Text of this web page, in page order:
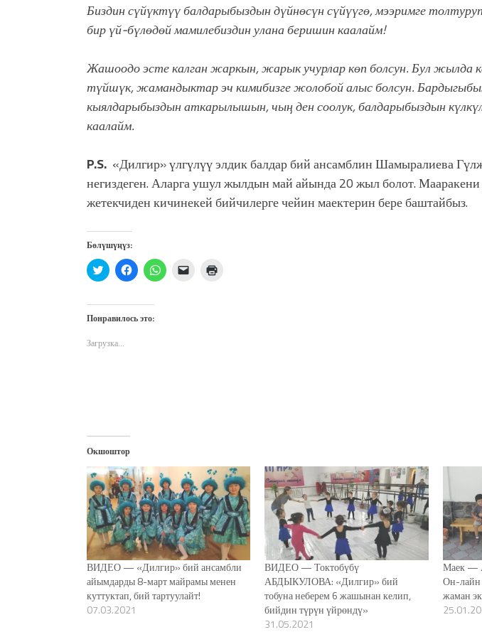
Биздин сүйүктүү балдарыбыздын дүйнөсүн сүйүүгө, мээримге
бир үй-бүлөдөй мамилебиздин улана беришин каалайм!
Жашоодо эсте калган жаркын, жарык учурлар көп болсун. Бул жылда
түйшүк, жамандыктар эч кимибизге жолобой алыс болсун.
кыялдарыбыздын аткарылышын, чыӊ ден соолук, балдарыбыздын
каалайм.
P.S. «Дилгир» үлгүлүү элдик балдар бий ансамблинШамыралиева
негиздеген. Аларга ушул жылдын май айында 20 жыл болот.
жетекчиден кичинекей бийчилерге чейин маектерин бере баштайбыз.
Бөлүшүңүз:
Нажмите,
чтобы
Twitter
(Открывается
в
окне)
Нажмите,
чтобы
Facebook
(Открывается
в
Нажмите,
чтобы
Послать
ссылку
Понравилось это:
Загрузка...
Окшоштор
ВИДЕО — «Дилгир» бий ансамбли
айымдарды 8-март майрамы менен
куттуктап, бий тартуулайт!
07.03.2021
ВИДЕО — Токтобүбү
АБДЫКУЛОВА: «Дилгир» бий
тобуна неберем 6 жашынан келип,
бийдин түрүн үйрөндү»
31.05.2021
Маек —
Он-лайн
жаман